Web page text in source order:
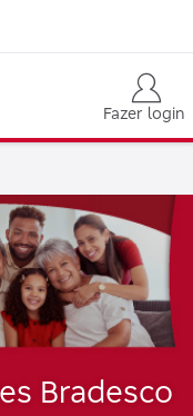
Fazer login
Bradesco